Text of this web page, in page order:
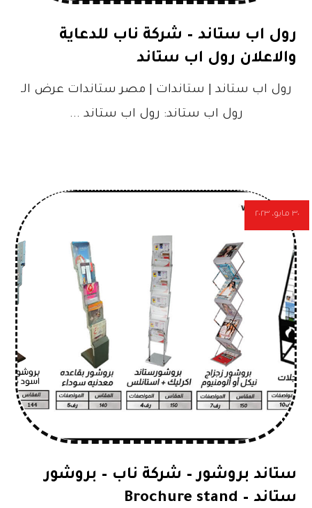
رول اب ستاند – شركة ناب للدعاية
والاعلان رول اب ستاند
رول اب ستاند | ستاندات | مصر ستاندات عرض الـ
رول اب ستاند: رول اب ستاند ...
ستاند بروشور – شركة ناب – بروشور
ستاند – Brochure stand
٣٠ مايو، ٢٠٢٣